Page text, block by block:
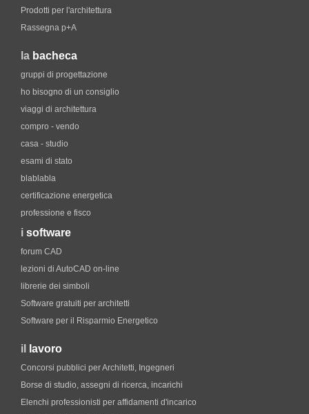
Prodotti per l'architettura
Rassegna p+A
la bacheca
gruppi di progettazione
ho bisogno di un consiglio
viaggi di architettura
compro - vendo
casa - studio
esami di stato
blablabla
certificazione energetica
professione e fisco
i software
forum CAD
lezioni di AutoCAD on-line
librerie dei simboli
Software gratuiti per architetti
Software per il Risparmio Energetico
il lavoro
Concorsi pubblici per Architetti, Ingegneri
Borse di studio, assegni di ricerca, incarichi
Elenchi professionisti per affidamenti d'incarico